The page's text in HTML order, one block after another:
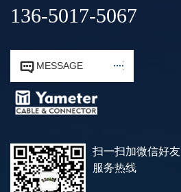
136-5017-5067
 MESSAGE 
扫一扫加微信好友
服务热线